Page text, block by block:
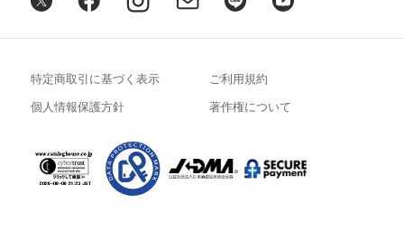
特定商取引に基づく表示 ご利用規約
個人情報保護方針 著作権について